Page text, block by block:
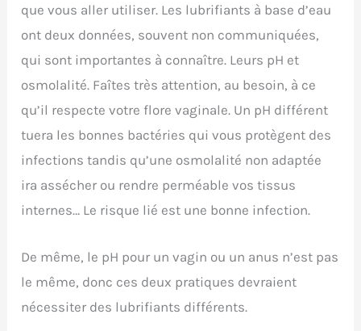
que vous aller utiliser. Les lubrifiants à base d’eau
ont deux données, souvent non communiquées,
qui sont importantes à connaître. Leurs pH et
osmolalité. Faîtes très attention, au besoin, à ce
qu’il respecte votre flore vaginale. Un pH différent
tuera les bonnes bactéries qui vous protègent des
infections tandis qu’une osmolalité non adaptée
ira assécher ou rendre perméable vos tissus
internes… Le risque lié est une bonne infection.
De même, le pH pour un vagin ou un anus n’est pas
le même, donc ces deux pratiques devraient
nécessiter des lubrifiants différents.